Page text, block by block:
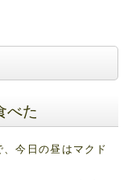
べた
今日の昼はマクド